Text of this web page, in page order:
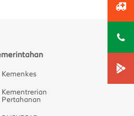
Kemenkes
Kementrerian
Pertahanan